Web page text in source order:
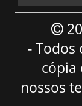
- Todos
cópia
nossos